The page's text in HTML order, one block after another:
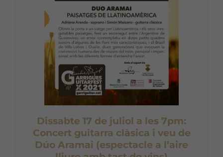
Dissabte 17 de juliol a les 7pm:
Concert guitarra clàsica i veu de
Dúo Aramai (espectacle a l’aire